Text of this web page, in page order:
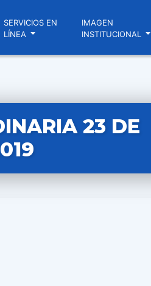
SERVICIOS EN
LÍNEA
IMAGEN
INSTITUCIONAL
23 DE